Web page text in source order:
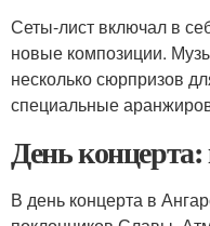
Сеты-лист включал в
новые композиции.
несколько сюрпризов
специальные
День
В день концерта в